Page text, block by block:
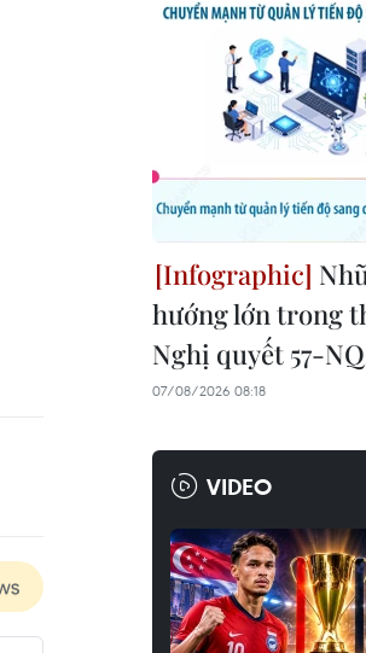
hướng lớn trong
Nghị quyết 57-
07/08/2026 08:18
VIDEO